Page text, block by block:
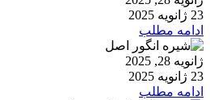
23 ژانویه 2025
ادامه مطلب
ژانویه 28, 2025
23 ژانویه 2025
ادامه مطلب